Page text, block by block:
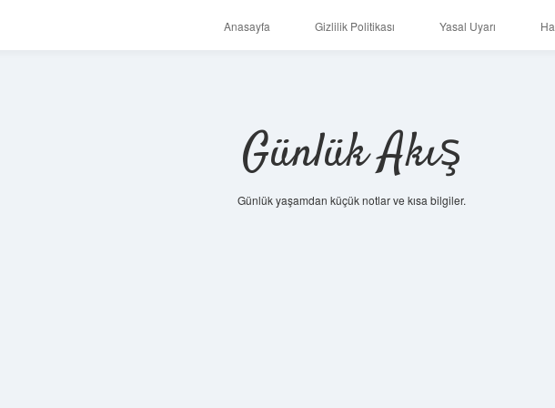
Anasayfa Gizlilik Politikası Yasal Uyarı
Günlük Akış
Günlük yaşamdan küçük notlar ve kısa bilgiler.